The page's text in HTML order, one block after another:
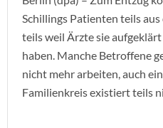
Schillings Patienten teils
teils weil Ärzte sie
haben. Manche Betroffene
nicht mehr arbeiten, auch
Familienkreis existiert teils